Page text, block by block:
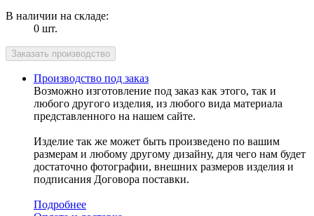
В наличии на складе:
0 шт.
Производство под заказ
Возможно изготовление под заказ как этого, так и
любого другого изделия, из любого вида материала
представленного на нашем сайте.
Изделие так же может быть произведено по вашим
размерам и любому другому дизайну, для чего нам будет
достаточно фотографии, внешних размеров изделия и
подписания Договора поставки.
Подробнее